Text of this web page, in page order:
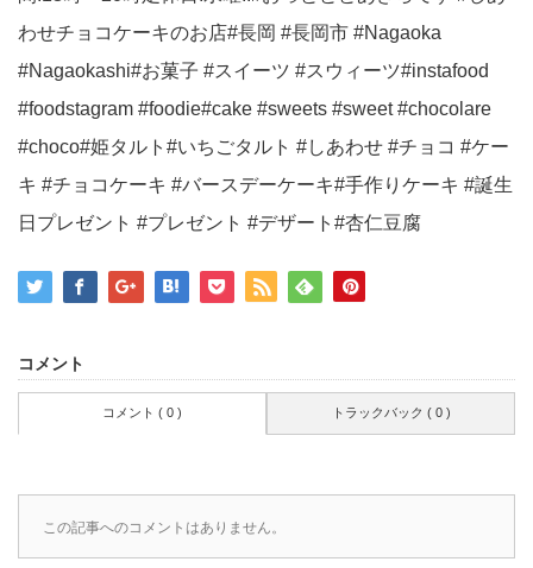
コメント
コメント ( 0 ) トラックバック ( 0 )
この記事へのコメントはありません。